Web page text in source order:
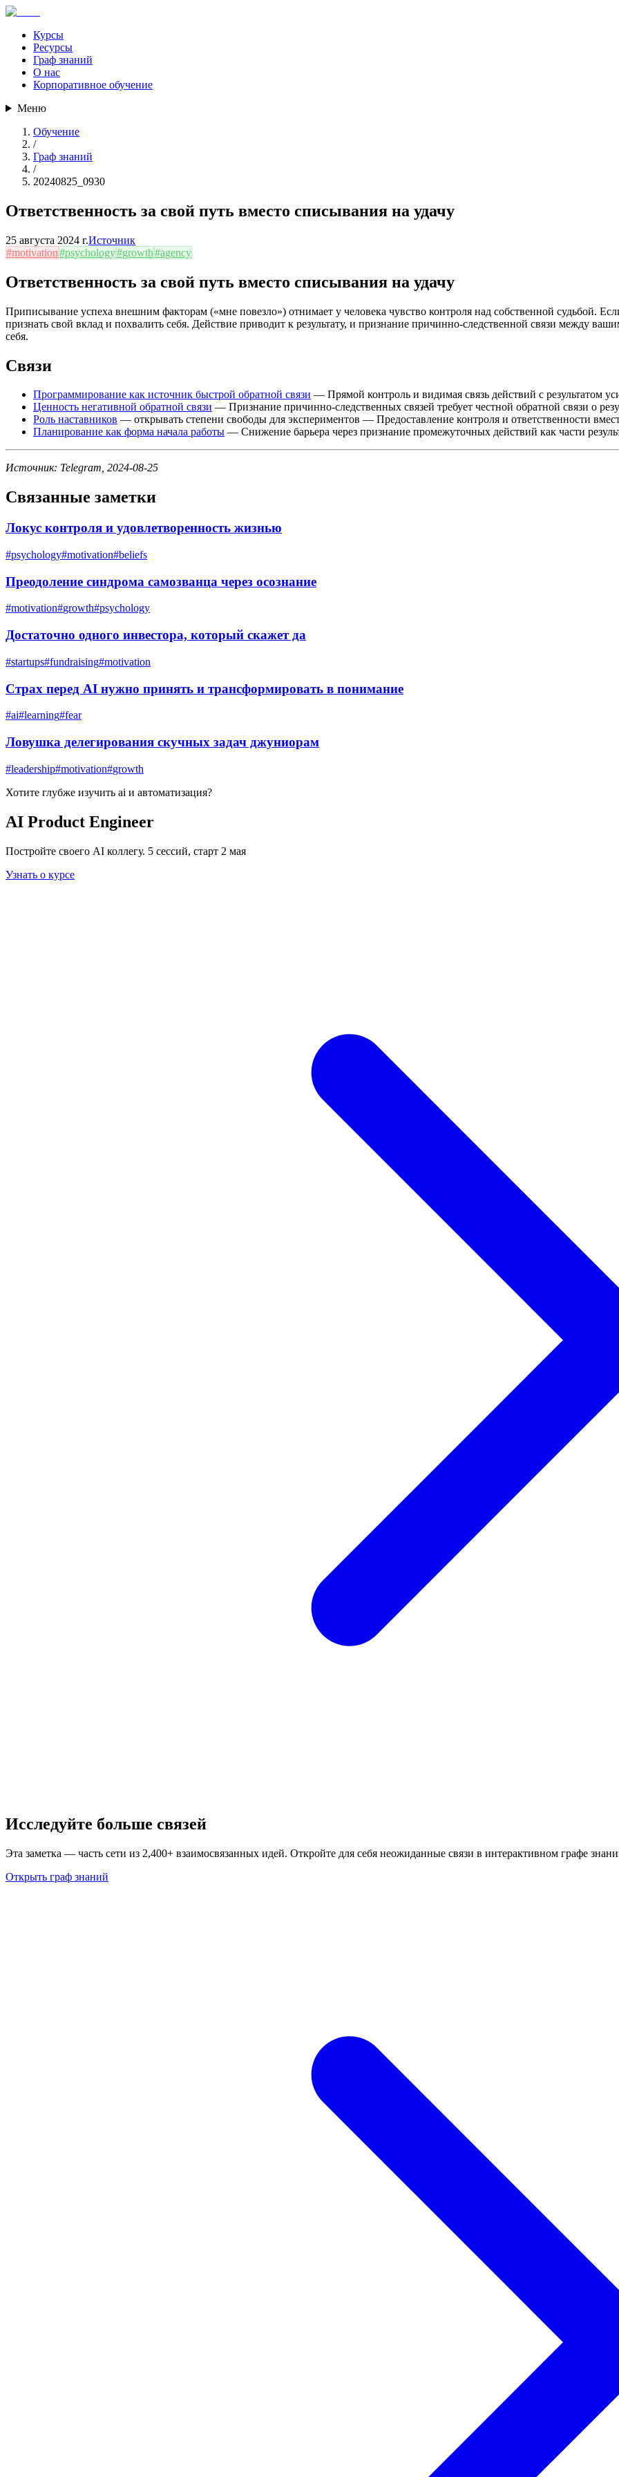
Курсы
Ресурсы
Граф знаний
О нас
Корпоративное обучение
Меню
Обучение
/
Граф знаний
/
20240825_0930
Ответственность за свой путь вместо списывания на удачу
25 августа 2024 г.Источник
#motivation#psychology#growth#agency
Ответственность за свой путь вместо списывания на удачу
Приписывание успеха внешним факторам («мне повезло») отнимает у человека чувство контроля над собственной судьбой.
признать свой вклад и похвалить себя. Действие приводит к результату, и признание причинно-следственной связи между
себя.
Связи
Программирование как источник быстрой обратной связи — Прямой контроль и видимая связь действий с результатом
Ценность негативной обратной связи — Признание причинно-следственных связей требует честной обратной связи о
Роль наставников — открывать степени свободы для экспериментов — Предоставление контроля и ответственности
Планирование как форма начала работы — Снижение барьера через признание промежуточных действий как части
Источник: Telegram, 2024-08-25
Связанные заметки
Локус контроля и удовлетворенность жизнью
#psychology#motivation#beliefs
Преодоление синдрома самозванца через осознание
#motivation#growth#psychology
Достаточно одного инвестора, который скажет да
#startups#fundraising#motivation
Страх перед AI нужно принять и трансформировать в понимание
#ai#learning#fear
Ловушка делегирования скучных задач джуниорам
#leadership#motivation#growth
Хотите глубже изучить ai и автоматизация?
AI Product Engineer
Постройте своего AI коллегу. 5 сессий, старт 2 мая
Узнать о курсе
Исследуйте больше связей
Эта заметка — часть сети из 2,400+ взаимосвязанных идей. Откройте для себя неожиданные связи в интерактивном графе
Открыть граф знаний